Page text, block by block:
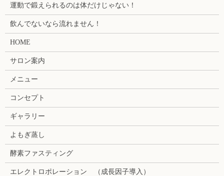
運動で鍛えられるのは体だけじゃない！
飲んでないなら流れません！
HOME
サロン案内
メニュー
コンセプト
ギャラリー
よもぎ蒸し
酵素ファスティング
エレクトロポレーション （成長因子導入）